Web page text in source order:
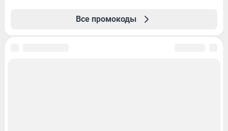
Все промокоды